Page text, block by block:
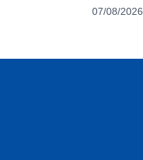
07/08/2026